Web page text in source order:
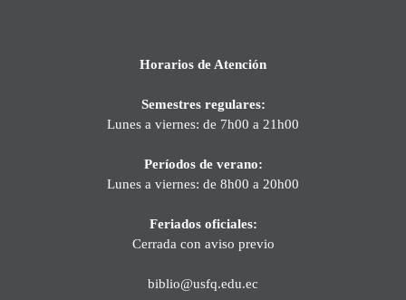
Horarios de Atención
Semestres regulares:
Lunes a viernes: de 7h00 a 21h00
Períodos de verano:
Lunes a viernes: de 8h00 a 20h00
Feriados oficiales:
Cerrada con aviso previo
biblio@usfq.edu.ec